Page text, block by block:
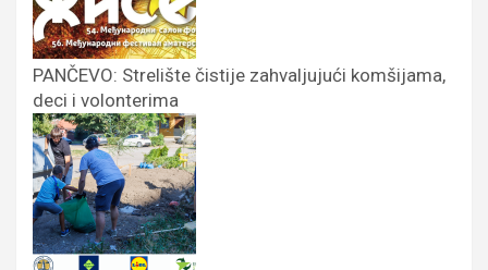
PANČEVO: Strelište čistije zahvaljujući komšijama,
deci i volonterima